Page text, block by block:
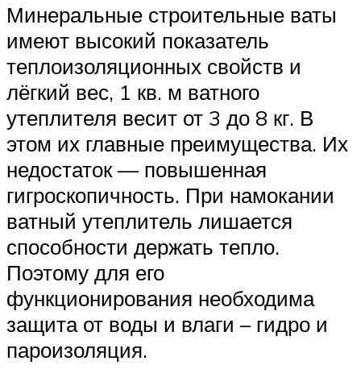
Минеральные строительные ваты
имеют высокий показатель
теплоизоляционных свойств и
лёгкий вес, 1 кв. м ватного
утеплителя весит от 3 до 8 кг. В
этом их главные преимущества. Их
недостаток — повышенная
гигроскопичность. При намокании
ватный утеплитель лишается
способности держать тепло.
Поэтому для его
функционирования необходима
защита от воды и влаги – гидро и
пароизоляция.